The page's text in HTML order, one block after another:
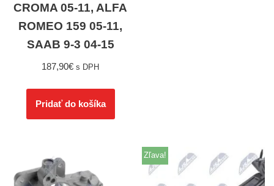
CROMA 05-11, ALFA
ROMEO 159 05-11,
SAAB 9-3 04-15
187,90€ s DPH
Pridať do košíka
Zľava!